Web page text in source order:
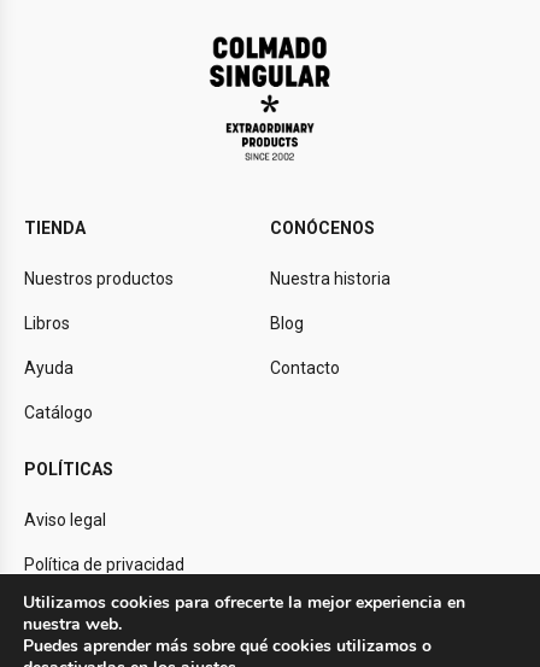
TIENDA
Nuestros productos
Libros
Ayuda
Catálogo
CONÓCENOS
Nuestra historia
Blog
Contacto
POLÍTICAS
Aviso legal
Política de privacidad
Política de cookies
Utilizamos cookies para ofrecerte la mejor experiencia en
nuestra web.
Puedes aprender más sobre qué cookies utilizamos o